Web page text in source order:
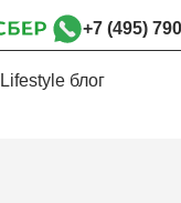
+7 (495)
Lifestyle блог